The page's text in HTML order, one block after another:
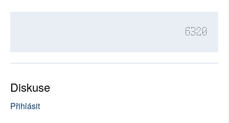
6320
Diskuse
Přihlásit